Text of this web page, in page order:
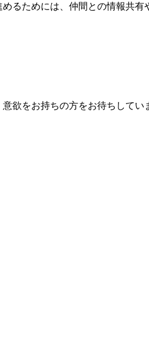
るためには、仲間との情報共有
欲をお持ちの方をお待ちしてい